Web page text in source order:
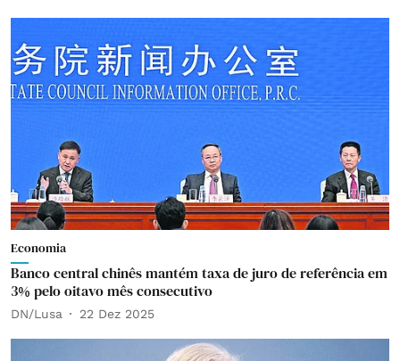
Economia
Banco central chinês mantém taxa de juro de referência em
3% pelo oitavo mês consecutivo
DN/Lusa 22 Dez 2025